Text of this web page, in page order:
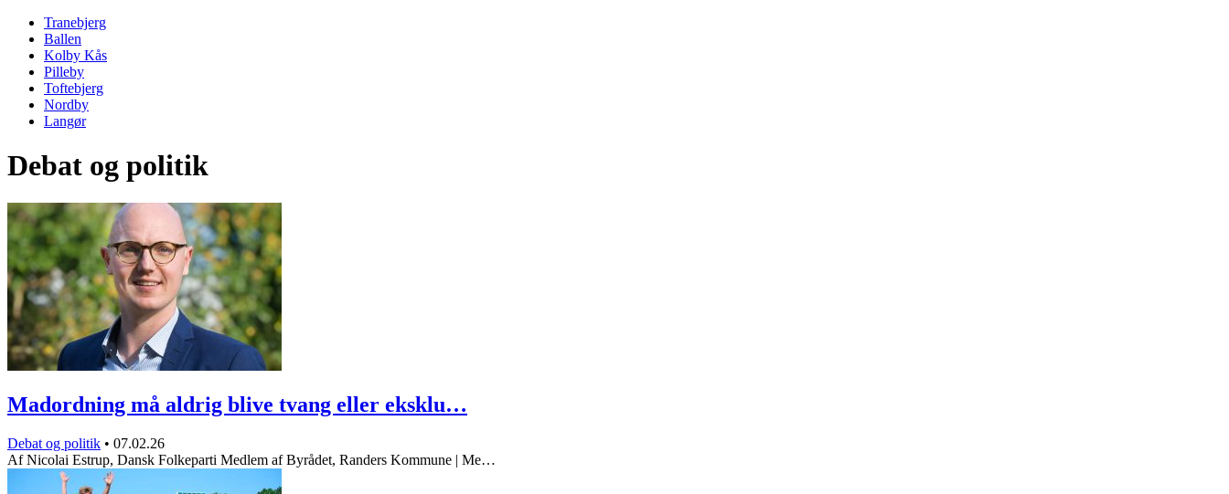
Tranebjerg
Ballen
Kolby Kås
Pilleby
Toftebjerg
Nordby
Langør
Debat og politik
Madordning må aldrig blive tvang eller eksklu…
Debat og politik • 07.02.26
Af Nicolai Estrup, Dansk Folkeparti Medlem af Byrådet, Randers Kommune | Me…